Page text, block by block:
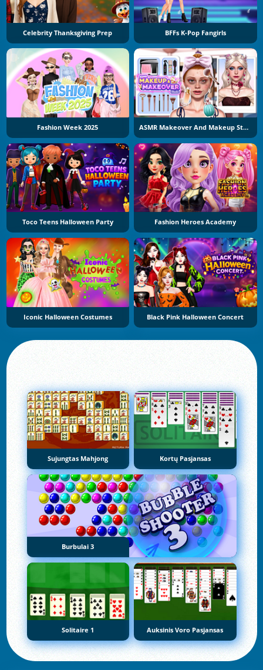
Celebrity Thanksgiving Prep BFFs K-Pop Fangirls
Fashion Week 2025 ASMR Makeover And Makeup Studio
Toco Teens Halloween Party Fashion Heroes Academy
Iconic Halloween Costumes Black Pink Halloween Concert
Sujungtas Mahjong Kortų Pasjansas
Burbulai 3
Solitaire 1 Auksinis Voro Pasjansas